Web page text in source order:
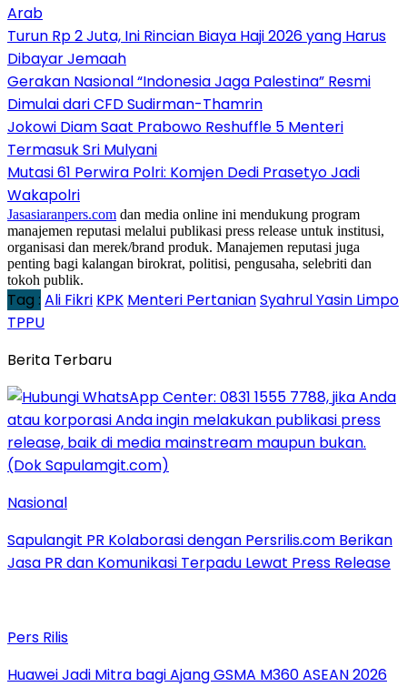
Arab
Turun Rp 2 Juta, Ini Rincian Biaya Haji 2026 yang Harus
Dibayar Jemaah
Gerakan Nasional “Indonesia Jaga Palestina” Resmi
Dimulai dari CFD Sudirman-Thamrin
Jokowi Diam Saat Prabowo Reshuffle 5 Menteri
Termasuk Sri Mulyani
Mutasi 61 Perwira Polri: Komjen Dedi Prasetyo Jadi
Wakapolri
Jasasiaranpers.com dan media online ini mendukung program
manajemen reputasi melalui publikasi press release untuk institusi,
organisasi dan merek/brand produk. Manajemen reputasi juga
penting bagi kalangan birokrat, politisi, pengusaha, selebriti dan
tokoh publik.
Tag : Ali Fikri KPK Menteri PertanianSyahrul Yasin Limpo
TPPU
Berita Terbaru
Nasional
Sapulangit PR Kolaborasi dengan Persrilis.com Berikan
Jasa PR dan Komunikasi Terpadu Lewat Press Release
Pers Rilis
Huawei Jadi Mitra bagi Ajang GSMA M360 ASEAN 2026